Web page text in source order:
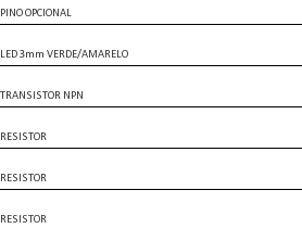
PINO OPCIONAL
LED 3mm VERDE/AMARELO
TRANSISTOR NPN
RESISTOR
RESISTOR
RESISTOR